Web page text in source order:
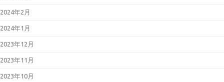
2024年2月
2024年1月
2023年12月
2023年11月
2023年10月